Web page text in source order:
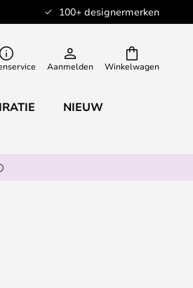
100+ designermerken
Winkelwagen
Aanmelden
NIEUW